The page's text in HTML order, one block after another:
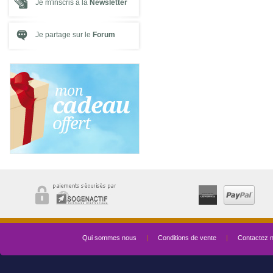
Je m'inscris à la Newsletter
Je partage sur le Forum
Qui sommes nous | Conditions de vente | Contactez